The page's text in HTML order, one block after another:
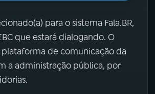
para o sistema Fala.BR,
que estará dialogando. O
plataforma de comunicação da
a administração pública, por